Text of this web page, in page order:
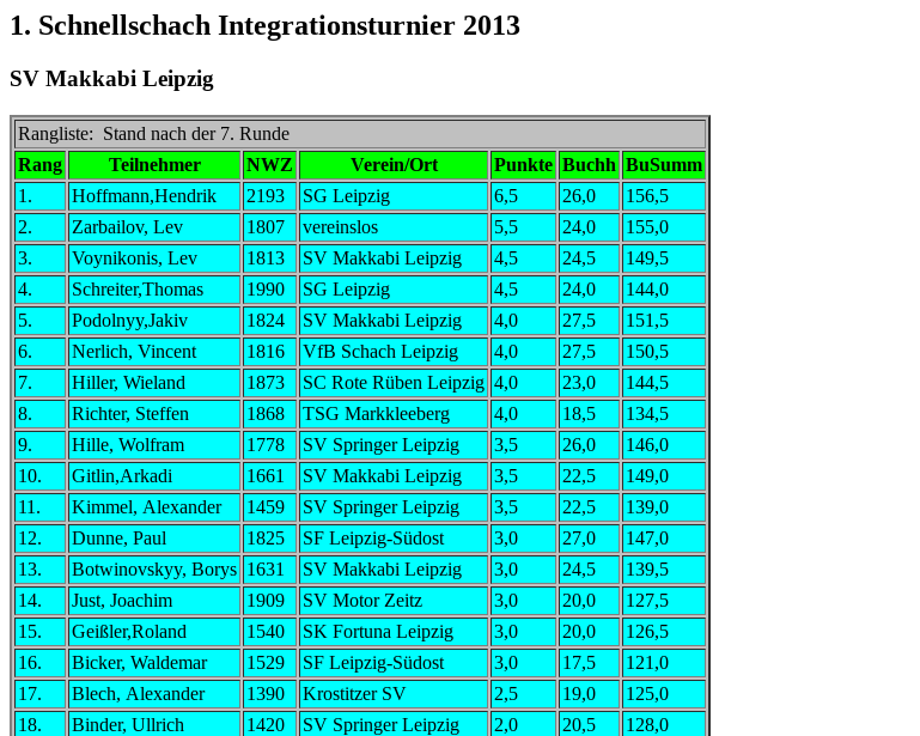
1. Schnellschach Integrationsturnier 2013
SV Makkabi Leipzig
Rangliste: Stand nach der 7. Runde
Rang
Teilnehmer NWZ Verein/Ort Punkte Buchh BuSumm
1.
Hoffmann,Hendrik 2193 SG Leipzig 6,5 26,0
156,5
2.
Zarbailov, Lev 1807 vereinslos 5,5 24,0
155,0
3.
Voynikonis, Lev 1813 SV Makkabi Leipzig 4,5 24,5
149,5
4.
Schreiter,Thomas 1990 SG Leipzig 4,5 24,0
144,0
5.
Podolnyy,Jakiv 1824 SV Makkabi Leipzig 4,0 27,5
151,5
6.
Nerlich, Vincent 1816 VfB Schach Leipzig 4,0 27,5
150,5
7.
Hiller, Wieland 1873 SC Rote Rüben Leipzig 4,0 23,0
144,5
8.
Richter, Steffen 1868 TSG Markkleeberg 4,0 18,5
134,5
9.
Hille, Wolfram 1778 SV Springer Leipzig 3,5 26,0
146,0
10.
Gitlin,Arkadi 1661 SV Makkabi Leipzig 3,5 22,5
149,0
11.
Kimmel, Alexander 1459 SV Springer Leipzig 3,5 22,5
139,0
12.
Dunne, Paul 1825 SF Leipzig-Südost 3,0 27,0
147,0
13.
Botwinovskyy, Borys 1631 SV Makkabi Leipzig 3,0 24,5
139,5
14.
Just, Joachim 1909 SV Motor Zeitz 3,0 20,0
127,5
15.
Geißler,Roland 1540 SK Fortuna Leipzig 3,0 20,0
126,5
16.
Bicker, Waldemar 1529 SF Leipzig-Südost 3,0 17,5
121,0
17.
Blech, Alexander 1390 Krostitzer SV 2,5 19,0
125,0
18.
Binder, Ullrich 1420 SV Springer Leipzig 2,0 20,5
128,0